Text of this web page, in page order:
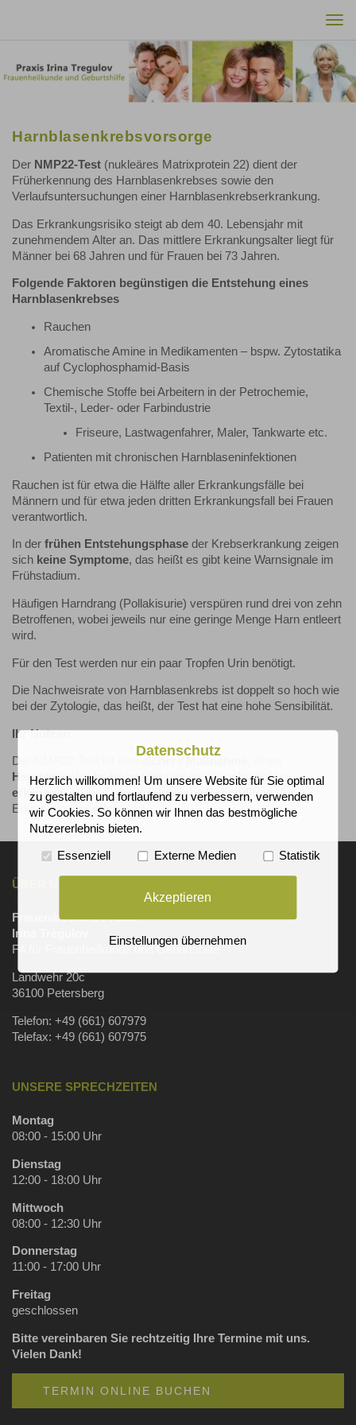
Harnblasenkrebsvorsorge
Der NMP22-Test (nukleäres Matrixprotein 22) dient der
Früherkennung des Harnblasenkrebses sowie den
Verlaufsuntersuchungen einer Harnblasenkrebserkrankung.
Das Erkrankungsrisiko steigt ab dem 40. Lebensjahr mit
zunehmendem Alter an. Das mittlere Erkrankungsalter liegt für
Männer bei 68 Jahren und für Frauen bei 73 Jahren.
Folgende Faktoren begünstigen die Entstehung eines
Harnblasenkrebses
Rauchen
Aromatische Amine in Medikamenten – bspw. Zytostatika
auf Cyclophosphamid-Basis
Chemische Stoffe bei Arbeitern in der Petrochemie,
Textil-, Leder- oder Farbindustrie
Friseure, Lastwagenfahrer, Maler, Tankwarte etc.
Patienten mit chronischen Harnblaseninfektionen
Rauchen ist für etwa die Hälfte aller Erkrankungsfälle bei
Männern und für etwa jeden dritten Erkrankungsfall bei Frauen
verantwortlich.
In der frühen Entstehungsphase der Krebserkrankung zeigen
sich keine Symptome, das heißt es gibt keine Warnsignale im
Frühstadium.
Häufigen Harndrang (Pollakisurie) verspüren rund drei von zehn
Betroffenen, wobei jeweils nur eine geringe Menge Harn entleert
wird.
Für den Test werden nur ein paar Tropfen Urin benötigt.
Die Nachweisrate von Harnblasenkrebs ist doppelt so hoch wie
bei der Zytologie, das heißt, der Test hat eine hohe Sensibilität.
Ihr Nutzen
Der NMP22-Test ist eine
Harnblasenkrebs frühzeitig und damitrechtzeitigzu
erkennen, sodass eineerfolgreiche Behandlungder
Erkrankungmöglichwird.
ÜBER UNS
Frauenärztliche Praxis
Irina Tregulov
FA für Frauenheilkunde und Geburtshilfe
Landwehr 20c
36100 Petersberg
Telefon: +49 (661) 607979
Telefax: +49 (661) 607975
UNSERE SPRECHZEITEN
Montag
08:00 - 15:00 Uhr
Dienstag
12:00 - 18:00 Uhr
Mittwoch
08:00 - 12:30 Uhr
Donnerstag
11:00 - 17:00 Uhr
Freitag
geschlossen
Bitte vereinbaren Sie rechtzeitig Ihre Termine mit uns.
Vielen Dank!
TERMIN ONLINE BUCHEN
Datenschutz
Herzlich willkommen! Um unsere Website für Sie optimal
zu gestalten und fortlaufend zu verbessern, verwenden
wir Cookies. So können wir Ihnen das bestmögliche
Nutzererlebnis bieten.
Essenziell Externe Medien Statistik
Akzeptieren
Einstellungen übernehmen